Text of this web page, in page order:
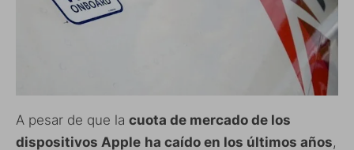
A pesar de que la cuota de mercado de los
dispositivos Apple ha caído en los últimos años,